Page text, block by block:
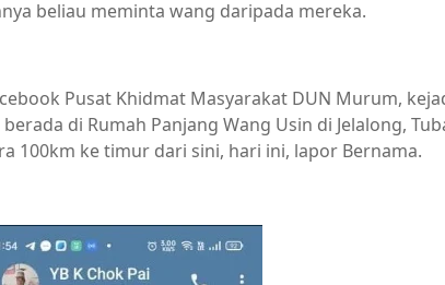
beliau meminta wang daripada mereka.
Pusat Khidmat Masyarakat DUN Murum,
di Rumah Panjang Wang Usin di Jelalong,
100km ke timur dari sini, hari ini, lapor Bernama.